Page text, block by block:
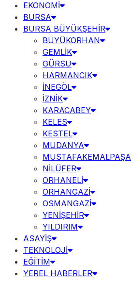
EKONOMİ
BURSA
BURSA BÜYÜKŞEHİR
BÜYÜKORHAN
GEMLİK
GÜRSU
HARMANCIK
İNEGÖL
İZNİK
KARACABEY
KELES
KESTEL
MUDANYA
MUSTAFAKEMALPAŞA
NİLÜFER
ORHANELİ
ORHANGAZİ
OSMANGAZİ
YENİŞEHİR
YILDIRIM
ASAYİŞ
TEKNOLOJİ
EĞİTİM
YEREL HABERLER